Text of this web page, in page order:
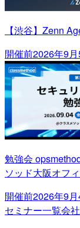
【渋谷】Zenn
開催前2026年9
勉強会
ソッド大阪オフ
開催前2026年9
セミナー一覧会